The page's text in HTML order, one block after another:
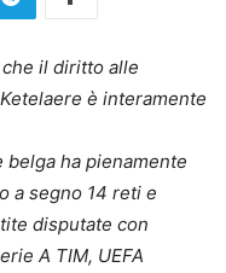
il diritto alle
è interamente
belga ha pienamente
a segno 14 reti e
disputate con
A TIM, UEFA